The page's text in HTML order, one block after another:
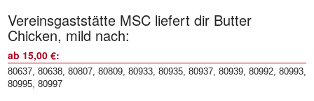
Vereinsgaststätte MSC liefert dir Butter
Chicken, mild nach:
ab 15,00 €:
80637, 80638, 80807, 80809, 80933, 80935, 80937, 80939, 80992, 80993,
80995, 80997